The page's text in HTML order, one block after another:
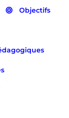
Objectifs